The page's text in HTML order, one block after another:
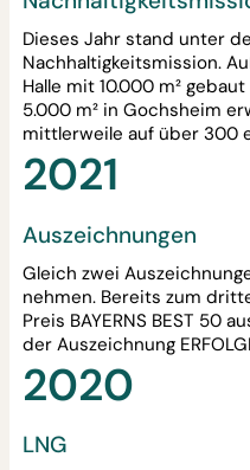
Dieses Jahr stand unter
Nachhaltigkeitsmission.
Halle mit 10.000 m²
5.000 m² in Gochsheim
mittlerweile auf über 300
2021
Auszeichnungen
Gleich zwei
nehmen. Bereits zum
Preis BAYERNS BEST 50
der Auszeichnung
2020
LNG